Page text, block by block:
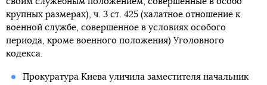
крупных размерах), ч. 3 ст. 425 (халатное отношение к
военной службе, совершенное в условиях особого
периода, кроме военного положения) Уголовного
кодекса.
Прокуратура Киева уличила заместителя начальник